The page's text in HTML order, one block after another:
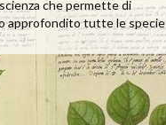
che permette di
approfondito tutte le specie